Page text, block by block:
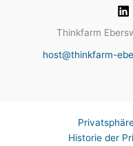
Thinkfarm
host@thinkfarm-
Historie der